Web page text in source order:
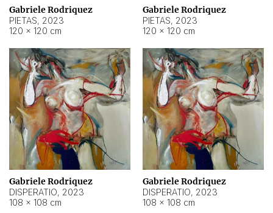
Gabriele Rodriquez
PIETAS, 2023
120 × 120 cm
Gabriele Rodriquez
PIETAS, 2023
120 × 120 cm
Gabriele Rodriquez
DISPERATIO, 2023
108 × 108 cm
Gabriele Rodriquez
DISPERATIO, 2023
108 × 108 cm